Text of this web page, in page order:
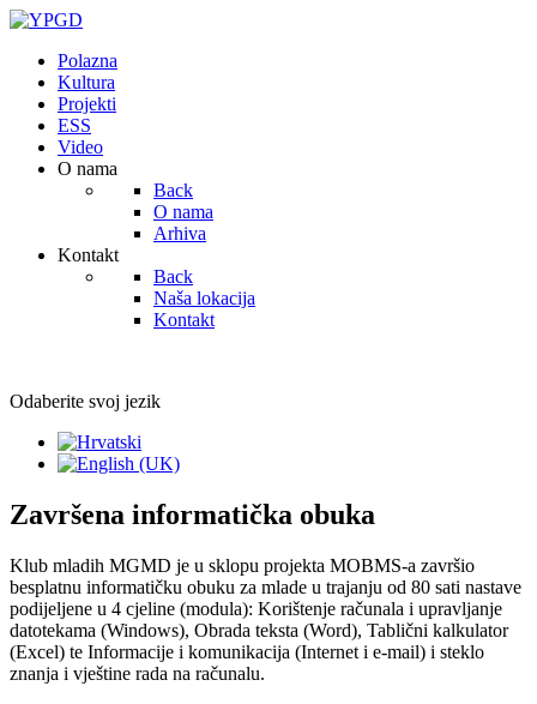
Polazna
Kultura
Projekti
ESS
Video
O nama
Back
O nama
Arhiva
Kontakt
Back
Naša lokacija
Kontakt
Odaberite svoj jezik
Završena informatička obuka
Klub mladih MGMD je u sklopu projekta MOBMS-a završio
besplatnu informatičku obuku za mlade u trajanju od 80 sati nastave
podijeljene u 4 cjeline (modula): Korištenje računala i upravljanje
datotekama (Windows), Obrada teksta (Word), Tablični kalkulator
(Excel) te Informacije i komunikacija (Internet i e-mail) i steklo
znanja i vještine rada na računalu.